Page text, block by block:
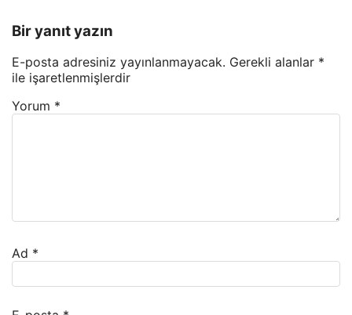
Bir yanıt yazın
E-posta adresiniz yayınlanmayacak. Gerekli alanlar *
ile işaretlenmişlerdir
Yorum *
Ad *